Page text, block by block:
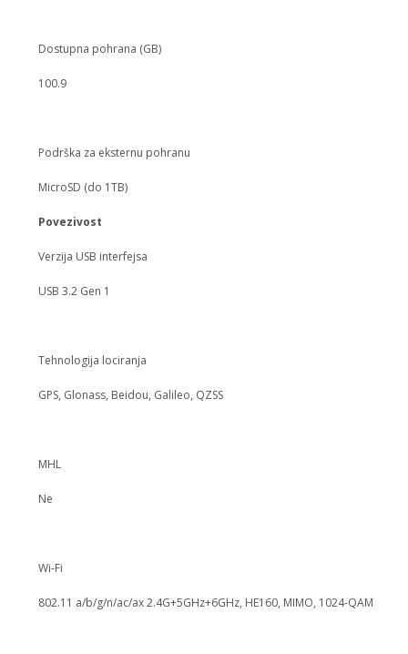
Dostupna pohrana (GB)
100.9
Podrška za eksternu pohranu
MicroSD (do 1TB)
Povezivost
Verzija USB interfejsa
USB 3.2 Gen 1
Tehnologija lociranja
GPS, Glonass, Beidou, Galileo, QZSS
MHL
Ne
Wi-Fi
802.11 a/b/g/n/ac/ax 2.4G+5GHz+6GHz, HE160, MIMO, 1024-QAM